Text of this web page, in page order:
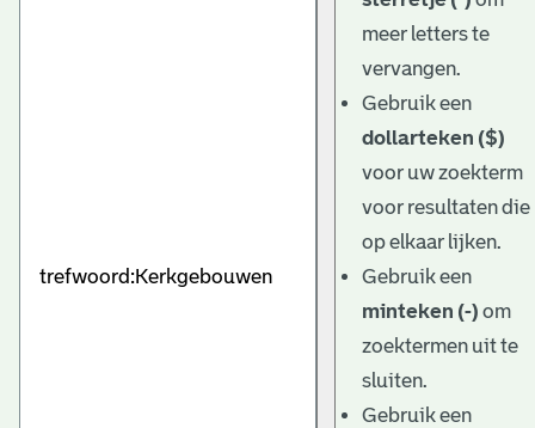
meer letters te
vervangen.
Gebruik een
dollarteken ($)
voor uw zoekterm
voor resultaten die
op elkaar lijken.
Gebruik een
minteken (-) om
zoektermen uit te
sluiten.
Gebruik een